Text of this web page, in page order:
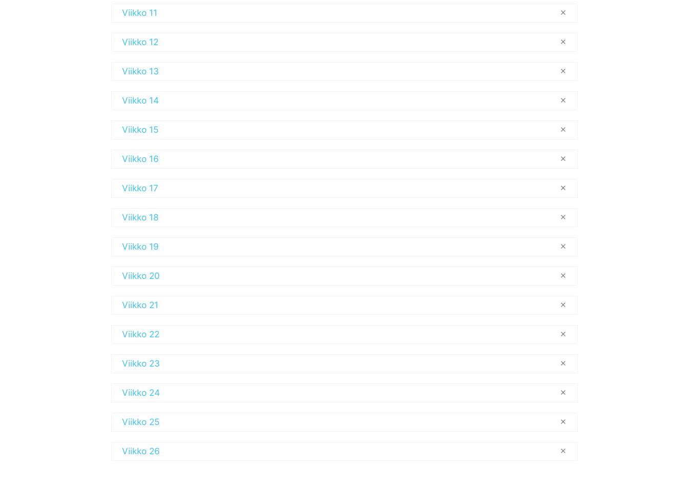
Viikko 11
Viikko 12
Viikko 13
Viikko 14
Viikko 15
Viikko 16
Viikko 17
Viikko 18
Viikko 19
Viikko 20
Viikko 21
Viikko 22
Viikko 23
Viikko 24
Viikko 25
Viikko 26